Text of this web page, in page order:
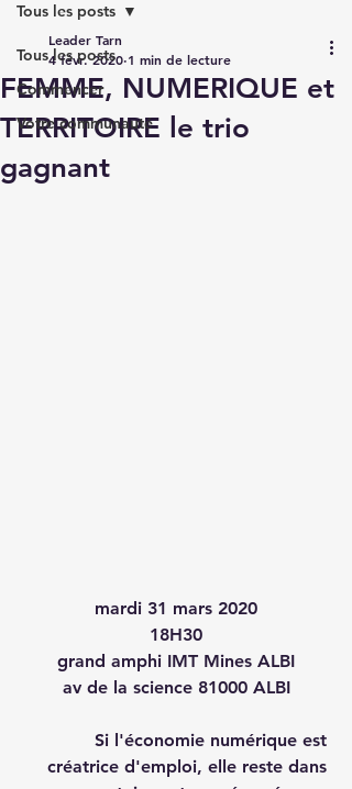
Tous les posts
Commencer
Votre communauté
Tous les posts
FEMME, NUMERIQUE et
TERRITOIRE le trio
gagnant
Leader Tarn
4 févr. 2020 1 min de lecture
mardi 31 mars 2020
18H30
grand amphi IMT Mines ALBI
av de la science 81000 ALBI
Si l'économie numérique est
créatrice d'emploi, elle reste dans